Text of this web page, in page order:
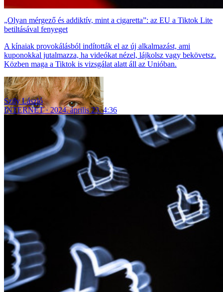
„Olyan mérgező és addiktív, mint a cigaretta”: az EU a Tiktok Lite
betiltásával fenyeget
A kínaiak provokálásból indították el az új alkalmazást, ami
kuponokkal jutalmazza, ha videókat nézel, lájkolsz vagy bekövetsz.
Közben maga a Tiktok is vizsgálat alatt áll az Unióban.
Szily László
INTERNET
2024. április 23. 4:36